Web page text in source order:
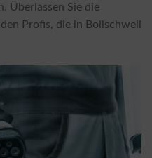
Überlassen Sie die
Profis, die in Bollschweil